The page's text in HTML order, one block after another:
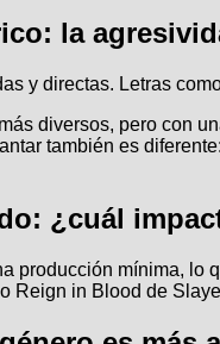
la
y directas. Letras
diversos, pero con
también es
¿cuál
producción mínima,
Reign in Blood de